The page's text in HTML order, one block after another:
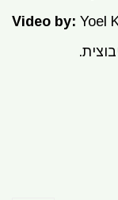
Video by: Yoel
.